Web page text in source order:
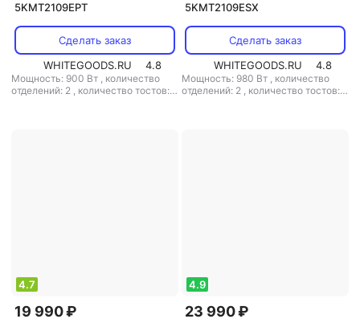
5KMT2109EPT
Сделать заказ
WHITEGOODS.RU
4.8
Мощность: 900 Вт , количество
отделений: 2 , количество тостов: 2
5KMT2109ESX
Сделать заказ
WHITEGOODS.RU
4.8
Мощность: 980 Вт , количество
отделений: 2 , количество тостов: 2
4.7
19 990 ₽
4.9
23 990 ₽